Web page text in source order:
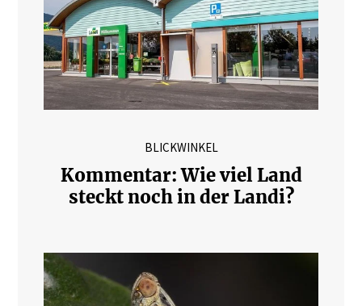
BLICKWINKEL
Kommentar: Wie viel Land
steckt noch in der Landi?